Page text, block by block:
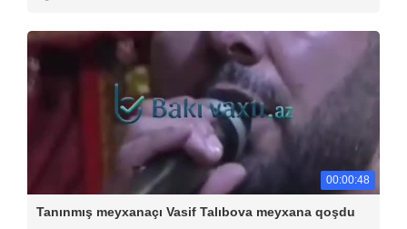
00:00:48
Tanınmış meyxanaçı Vasif Talıbova meyxana qoşdu